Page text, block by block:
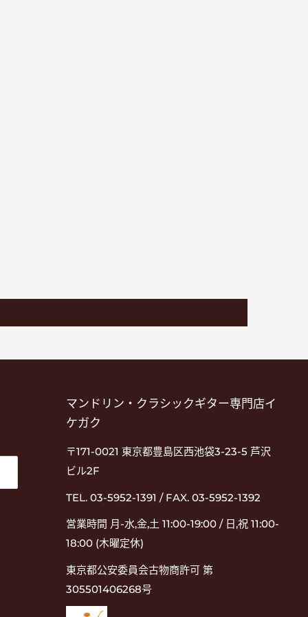
マンドリン・クラシックギター専門店イ
ケガク
〒171-0021 東京都豊島区西池袋3-23-5 芦沢
ビル2F
TEL. 03-5952-1391 / FAX. 03-5952-1392
営業時間 月-水,金,土 11:00-19:00 / 日,祝 11:00-
18:00 (木曜定休)
東京都公安委員会古物商許可 第
305501406268号